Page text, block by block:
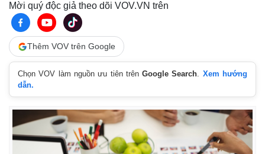
Mời quý độc giả theo dõi VOV.VN trên
Thêm VOV trên Google
Chọn VOV làm nguồn ưu tiên trênGoogle Search. Xem hướng
dẫn.